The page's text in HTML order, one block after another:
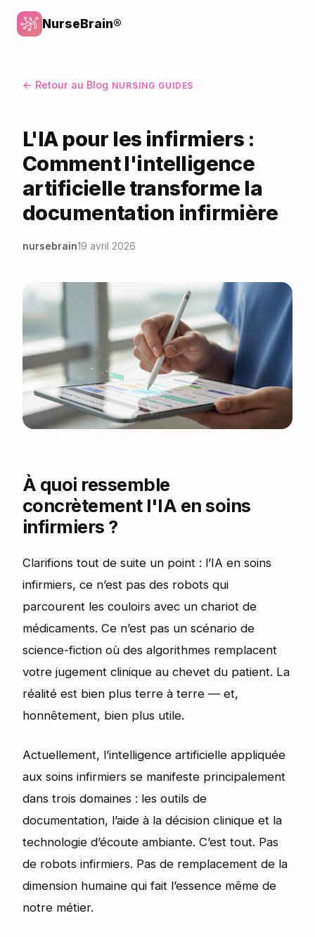
NurseBrain®
← Retour au Blog NURSING GUIDES
L'IA pour les infirmiers :
Comment l'intelligence
artificielle transforme la
documentation infirmière
nursebrain19 avril 2026
À quoi ressemble
concrètement l'IA en soins
infirmiers ?
Clarifions tout de suite un point : l’IA en soins
infirmiers, ce n’est pas des robots qui
parcourent les couloirs avec un chariot de
médicaments. Ce n’est pas un scénario de
science-fiction où des algorithmes remplacent
votre jugement clinique au chevet du patient. La
réalité est bien plus terre à terre — et,
honnêtement, bien plus utile.
Actuellement, l’intelligence artificielle appliquée
aux soins infirmiers se manifeste principalement
dans trois domaines : les outils de
documentation, l’aide à la décision clinique et la
technologie d’écoute ambiante. C’est tout. Pas
de robots infirmiers. Pas de remplacement de la
dimension humaine qui fait l’essence même de
notre métier.